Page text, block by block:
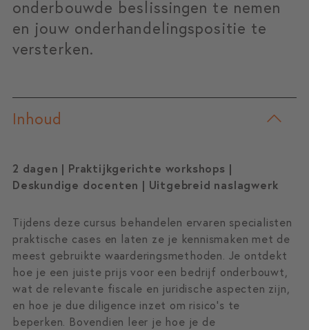
onderbouwde beslissingen te nemen
en jouw onderhandelingspositie te
versterken.
Inhoud
2 dagen | Praktijkgerichte workshops |
Deskundige docenten | Uitgebreid naslagwerk
Tijdens deze cursus behandelen ervaren specialisten
praktische cases en laten ze je kennismaken met de
meest gebruikte waarderingsmethoden. Je ontdekt
hoe je een juiste prijs voor een bedrijf onderbouwt,
wat de relevante fiscale en juridische aspecten zijn,
en hoe je due diligence inzet om risico’s te
beperken. Bovendien leer je hoe je de